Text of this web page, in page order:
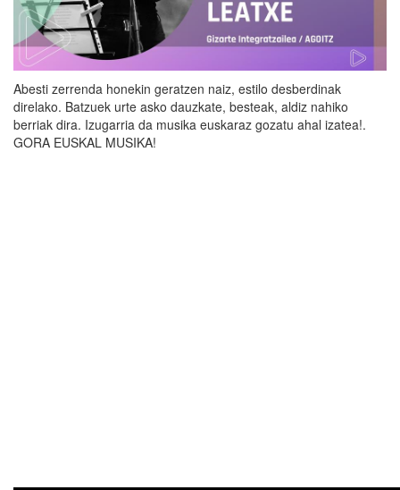
Abesti zerrenda honekin geratzen naiz, estilo desberdinak
direlako. Batzuek urte asko dauzkate, besteak, aldiz nahiko
berriak dira. Izugarria da musika euskaraz gozatu ahal izatea!.
GORA EUSKAL MUSIKA!